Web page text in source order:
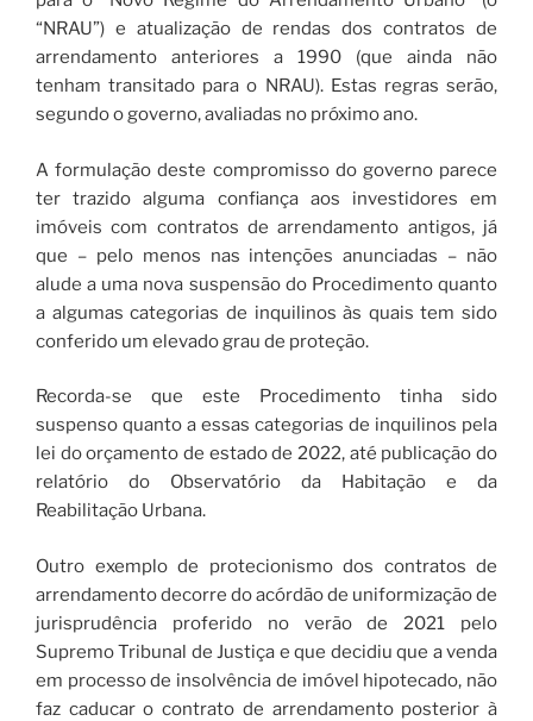
“NRAU”) e atualização de rendas dos contratos de
arrendamento anteriores a 1990 (que ainda não
tenham transitado para o NRAU). Estas regras serão,
segundo o governo, avaliadas no próximo ano.
A formulação deste compromisso do governo parece
ter trazido alguma confiança aos investidores em
imóveis com contratos de arrendamento antigos, já
que – pelo menos nas intenções anunciadas – não
alude a uma nova suspensão do Procedimento quanto
a algumas categorias de inquilinos às quais tem sido
conferido um elevado grau de proteção.
Recorda-se que este Procedimento tinha sido
suspenso quanto a essas categorias de inquilinos pela
lei do orçamento de estado de 2022, até publicação do
relatório do Observatório da Habitação e da
Reabilitação Urbana.
Outro exemplo de protecionismo dos contratos de
arrendamento decorre do acórdão de uniformização de
jurisprudência proferido no verão de 2021 pelo
Supremo Tribunal de Justiça e que decidiu que a venda
em processo de insolvência de imóvel hipotecado, não
faz caducar o contrato de arrendamento posterior à